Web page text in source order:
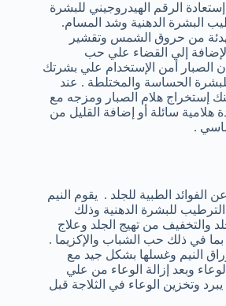
الرقم الهيدروجيني للبشرة
البشرة الدهنية وشد المسام.
من حروق الشمس وتقشير
إلي القضاء علي حب
الصبار أمن الإستخدام علي بشرتك
الحساسة والمختلطة . عند
إستخراج هلام الصبار ومزجه مع
هلامية سائلة أو إضافة القليل من
.
الفوائد الطبية للجلد . يقوم النيم
للبشرة الدهنية وذلك
والتخفيف من تهيج الجلد وعلاج
بما في ذلك حب الشباب والإكزيما .
النيم وغسلها بشكل جيد مع
وبعد إزالة الوعاء من علي
يبرد وتخزين الوعاء في الثلاجة قبل